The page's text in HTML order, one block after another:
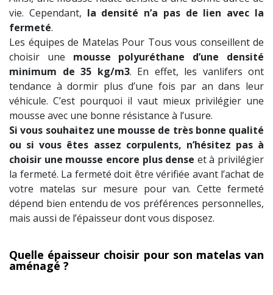
vie. Cependant, la densité n’a pas de lien avec la
fermeté.
Les équipes de Matelas Pour Tous vous conseillent de
choisir une mousse polyuréthane d’une densité
minimum de 35 kg/m3. En effet, les vanlifers ont
tendance à dormir plus d’une fois par an dans leur
véhicule. C’est pourquoi il vaut mieux privilégier une
mousse avec une bonne résistance à l’usure.
Si vous souhaitez une mousse de très bonne qualité
ou si vous êtes assez corpulents, n’hésitez pas à
choisir une mousse encore plus dense et à privilégier
la fermeté. La fermeté doit être vérifiée avant l’achat de
votre matelas sur mesure pour van. Cette fermeté
dépend bien entendu de vos préférences personnelles,
mais aussi de l’épaisseur dont vous disposez.
Quelle épaisseur choisir pour son matelas van
aménagé ?